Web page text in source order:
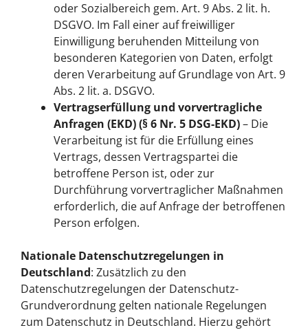
oder Sozialbereich gem. Art. 9 Abs. 2 lit. h.
DSGVO. Im Fall einer auf freiwilliger
Einwilligung beruhenden Mitteilung von
besonderen Kategorien von Daten, erfolgt
deren Verarbeitung auf Grundlage von Art. 9
Abs. 2 lit. a. DSGVO.
Vertragserfüllung und vorvertragliche
Anfragen (EKD) (§ 6 Nr. 5 DSG-EKD)– Die
Verarbeitung ist für die Erfüllung eines
Vertrags, dessen Vertragspartei die
betroffene Person ist, oder zur
Durchführung vorvertraglicher Maßnahmen
erforderlich, die auf Anfrage der betroffenen
Person erfolgen.
Nationale Datenschutzregelungen in
Deutschland: Zusätzlich zu den
Datenschutzregelungen der Datenschutz-
Grundverordnung gelten nationale Regelungen
zum Datenschutz in Deutschland. Hierzu gehört